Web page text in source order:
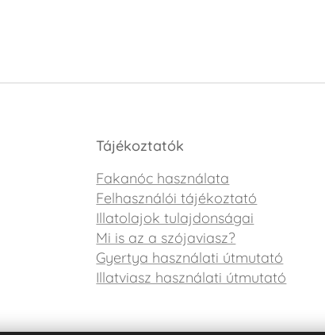
Tájékoztatók
Fakanóc használata
Felhasználói tájékoztató
Illatolajok tulajdonságai
Mi is az a szójaviasz?
Gyertya használati útmutató
Illatviasz használati útmutató